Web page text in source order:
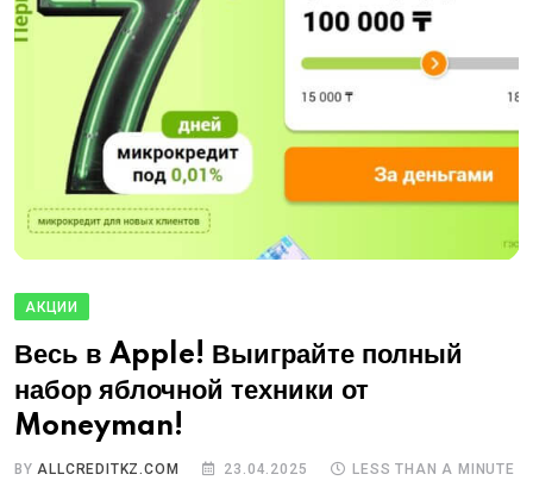
АКЦИИ
Весь в Apple! Выиграйте полный
набор яблочной техники от
Moneyman!
BYALLCREDITKZ.COM 23.04.2025 LESS THAN A MINUTE